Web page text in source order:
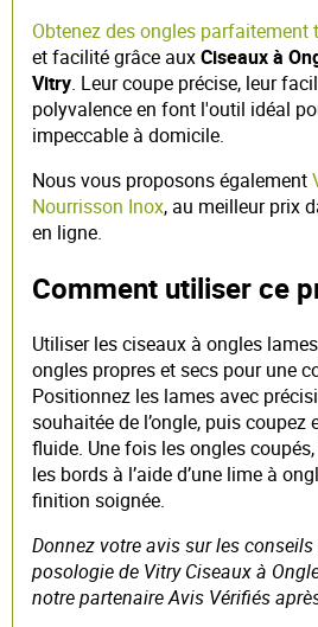
Obtenez des ongles parfaitement
et facilité grâce auxCiseaux à
Vitry. Leur coupe précise, leur
polyvalence en font l'outil idéal
impeccable à domicile.
Nous vous proposons également
Nourrisson Inox, au meilleur prix
en ligne.
Comment utiliser ce
Utiliser les ciseaux à ongles
ongles propres et secs pour une
Positionnez les lames avec
souhaitée de l’ongle, puis coupez
fluide. Une fois les ongles
les bords à l’aide d’une lime à
finition soignée.
Donnez votre avis sur les
posologie de Vitry Ciseaux à
notre partenaire Avis Vérifiés